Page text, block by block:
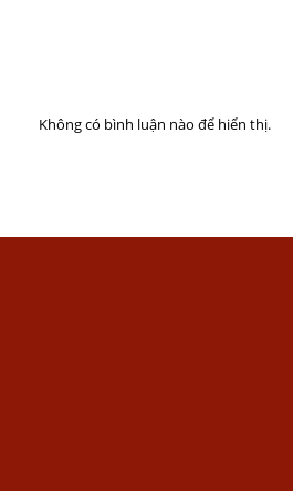
Không có bình luận nào để hiển thị.